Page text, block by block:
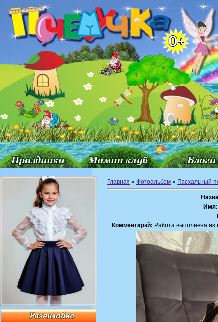
Главная » Фотоальбом » Пасхальный
Имя:
Комментарий: Работа выполнена из